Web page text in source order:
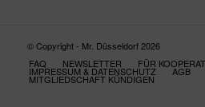
© Copyright - Mr. Düsseldorf 2026
FAQ
NEWSLETTER FÜR
IMPRESSUM & DATENSCHUTZ AGB
MITGLIEDSCHAFT KÜNDIGEN